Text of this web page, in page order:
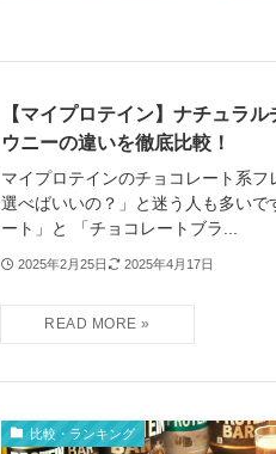
【マイプロテイン】ナチュラ
ウニーの違いを徹底比較！
マイプロテインのチョコレート系
選べばいいの？」と迷う人も多い
ート」と 「チョコレートブラ...
2025年2月25日 2025年4月17日
比較・ランキング